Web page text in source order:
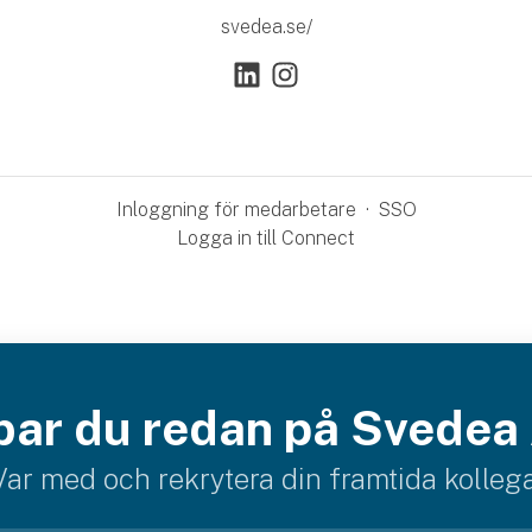
svedea.se/
Inloggning för medarbetare · SSO
Logga in till Connect
du redan på Svedea
med och rekrytera din framtida